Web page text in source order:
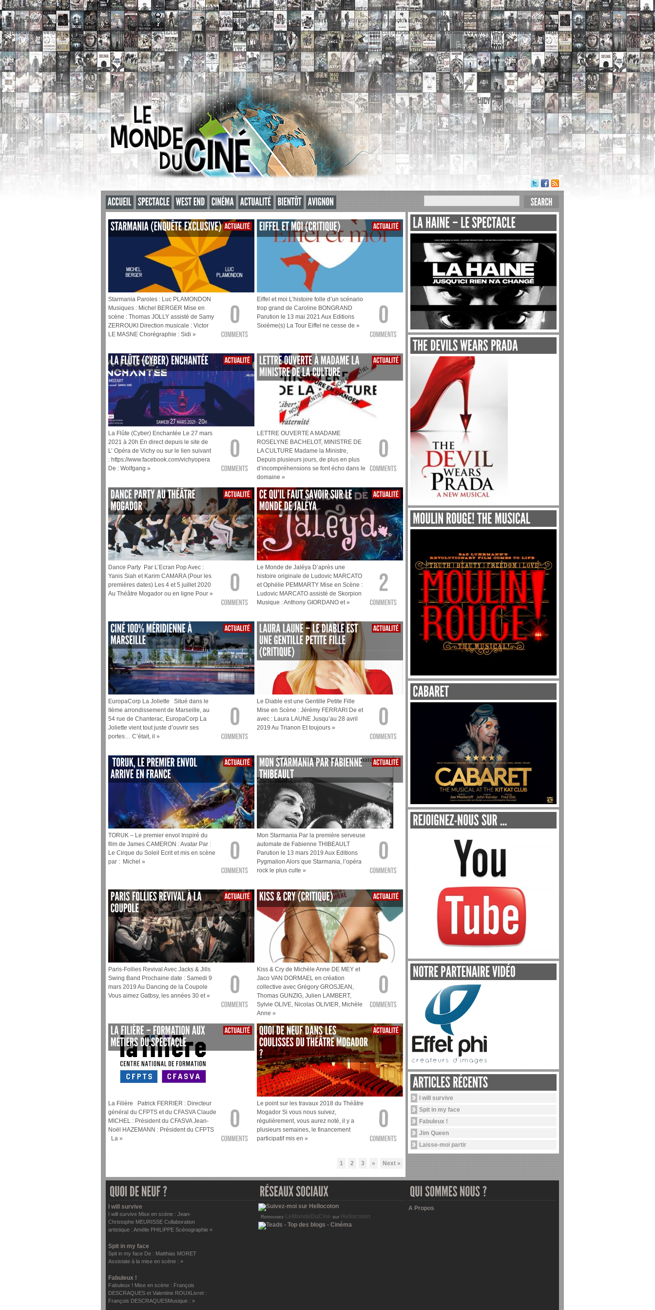
Deprecated: Methods with the same name as their class will not be constructors in a future version of PHP; thumbnail has a deprecated constructor in/home/lemondedvo/www/wp-content/themes/magzimus/includes/thumbnails.phpon line12
Deprecated: Methods with the same name as their class will not be constructors in a future version of PHP; TwitterRequest has a deprecated constructor in/home/lemondedvo/www/wp-content/themes/magzimus/includes/twitter.phpon line18
Deprecated: Methods with the same name as their class will not be constructors in a future version of PHP; gosuwt_facebook has a deprecated constructor in/home/lemondedvo/www/wp-content/themes/magzimus/widgets/facebook.phpon line
19
Deprecated: Function create_function() is deprecated in/home/lemondedvo/www/wp-content/themes/magzimus/widgets/facebook.phpon line67
Starmania Paroles : Luc PLAMONDON
Musiques : Michel BERGER Mise en
scène : Thomas JOLLY assisté de Samy
ZERROUKI Direction musicale : Victor
LE MASNE Chorégraphie : Sidi »
Eiffel et moi L’histoire folle d’un scénario
trop grand de Caroline BONGRAND
Parution le 13 mai 2021 Aux Editions
Sixième(s) La Tour Eiffel ne cesse de »
La Flûte (Cyber) Enchantée Le 27 mars
2021 à 20h En direct depuis le site de
L’ Opéra de Vichy ou sur le lien suivant
: https://www.facebook.com/vichyopera
De : Wolfgang »
LETTRE OUVERTE A MADAME
ROSELYNE BACHELOT, MINISTRE DE
LA CULTURE Madame la Ministre,
Depuis plusieurs jours, de plus en plus
d’incompréhensions se font écho dans le
domaine »
Dance Party Par L’Ecran Pop Avec :
Yanis Siah et Karim CAMARA (Pour les
premières dates) Les 4 et 5 juillet 2020
Au Théâtre Mogador ou en ligne Pour »
Le Monde de Jaléya D’après une
histoire originale de Ludovic MARCATO
et Ophélie PEMMARTY Mise en Scène :
Ludovic MARCATO assisté de Skorpion
Musique : Anthony GIORDANO et »
EuropaCorp La Joliette Situé dans le
IIème arrondissement de Marseille, au
54 rue de Chanterac, EuropaCorp La
Joliette vient tout juste d’ouvrir ses
portes… C’était, il »
Le Diable est une Gentille Petite Fille
Mise en Scène : Jérémy FERRARI De et
avec : Laura LAUNE Jusqu’au 28 avril
2019 Au Trianon Et toujours »
TORUK – Le premier envol Inspiré du
film de James CAMERON : Avatar Par :
Le Cirque du Soleil Ecrit et mis en scène
par : Michel »
Mon Starmania Par la première serveuse
automate de Fabienne THIBEAULT
Parution le 13 mars 2019 Aux Editions
Pygmalion Alors que Starmania, l’opéra
rock le plus culte »
Paris-Follies Revival Avec Jacks & Jills
Swing Band Prochaine date : Samedi 9
mars 2019 Au Dancing de la Coupole
Vous aimez Gatbsy, les années 30 et »
Kiss & Cry de Michèle Anne DE MEY et
Jaco VAN DORMAEL en création
collective avec Grégory GROSJEAN,
Thomas GUNZIG, Julien LAMBERT,
Sylvie OLIVE, Nicolas OLIVIER, Michèle
Anne »
La Filière Patrick FERRIER : Directeur
général du CFPTS et du CFASVA Claude
MICHEL : Président du CFASVA Jean-
Noël HAZEMANN : Président du CFPTS
La »
Le point sur les travaux 2018 du Théâtre
Mogador Si vous nous suivez,
régulièrement, vous aurez noté, il y a
plusieurs semaines, le financement
participatif mis en »
1 2 3 » Next »
I will survive
Spit in my face
Fabuleux !
Jim Queen
Laisse-moi partir
I will survive
I will survive Mise en scène : Jean-
Christophe MEURISSE Collaboration
artistique : Amélie PHILIPPE Scénographie »
Spit in my face
Spit in my face De : Matthias MORET
Assistate à la mise en scène : »
Fabuleux !
Fabuleux ! Mise en scène : François
DESCRAQUES et Valentine ROUXLivret :
François DESCRAQUESMusique : »
Retrouvez LeMondeDuCine sur Hellocoton
A Propos